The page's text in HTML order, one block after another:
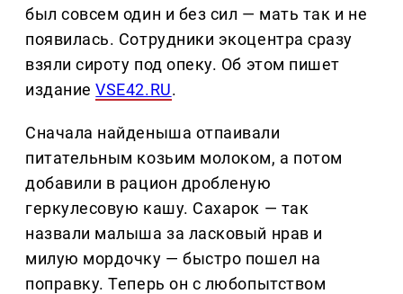
был совсем один и без сил — мать так и не
появилась. Сотрудники экоцентра сразу
взяли сироту под опеку. Об этом пишет
изданиеVSE42.RU.
Сначала найденыша отпаивали
питательным козьим молоком, а потом
добавили в рацион дробленую
геркулесовую кашу. Сахарок — так
назвали малыша за ласковый нрав и
милую мордочку — быстро пошел на
поправку. Теперь он с любопытством